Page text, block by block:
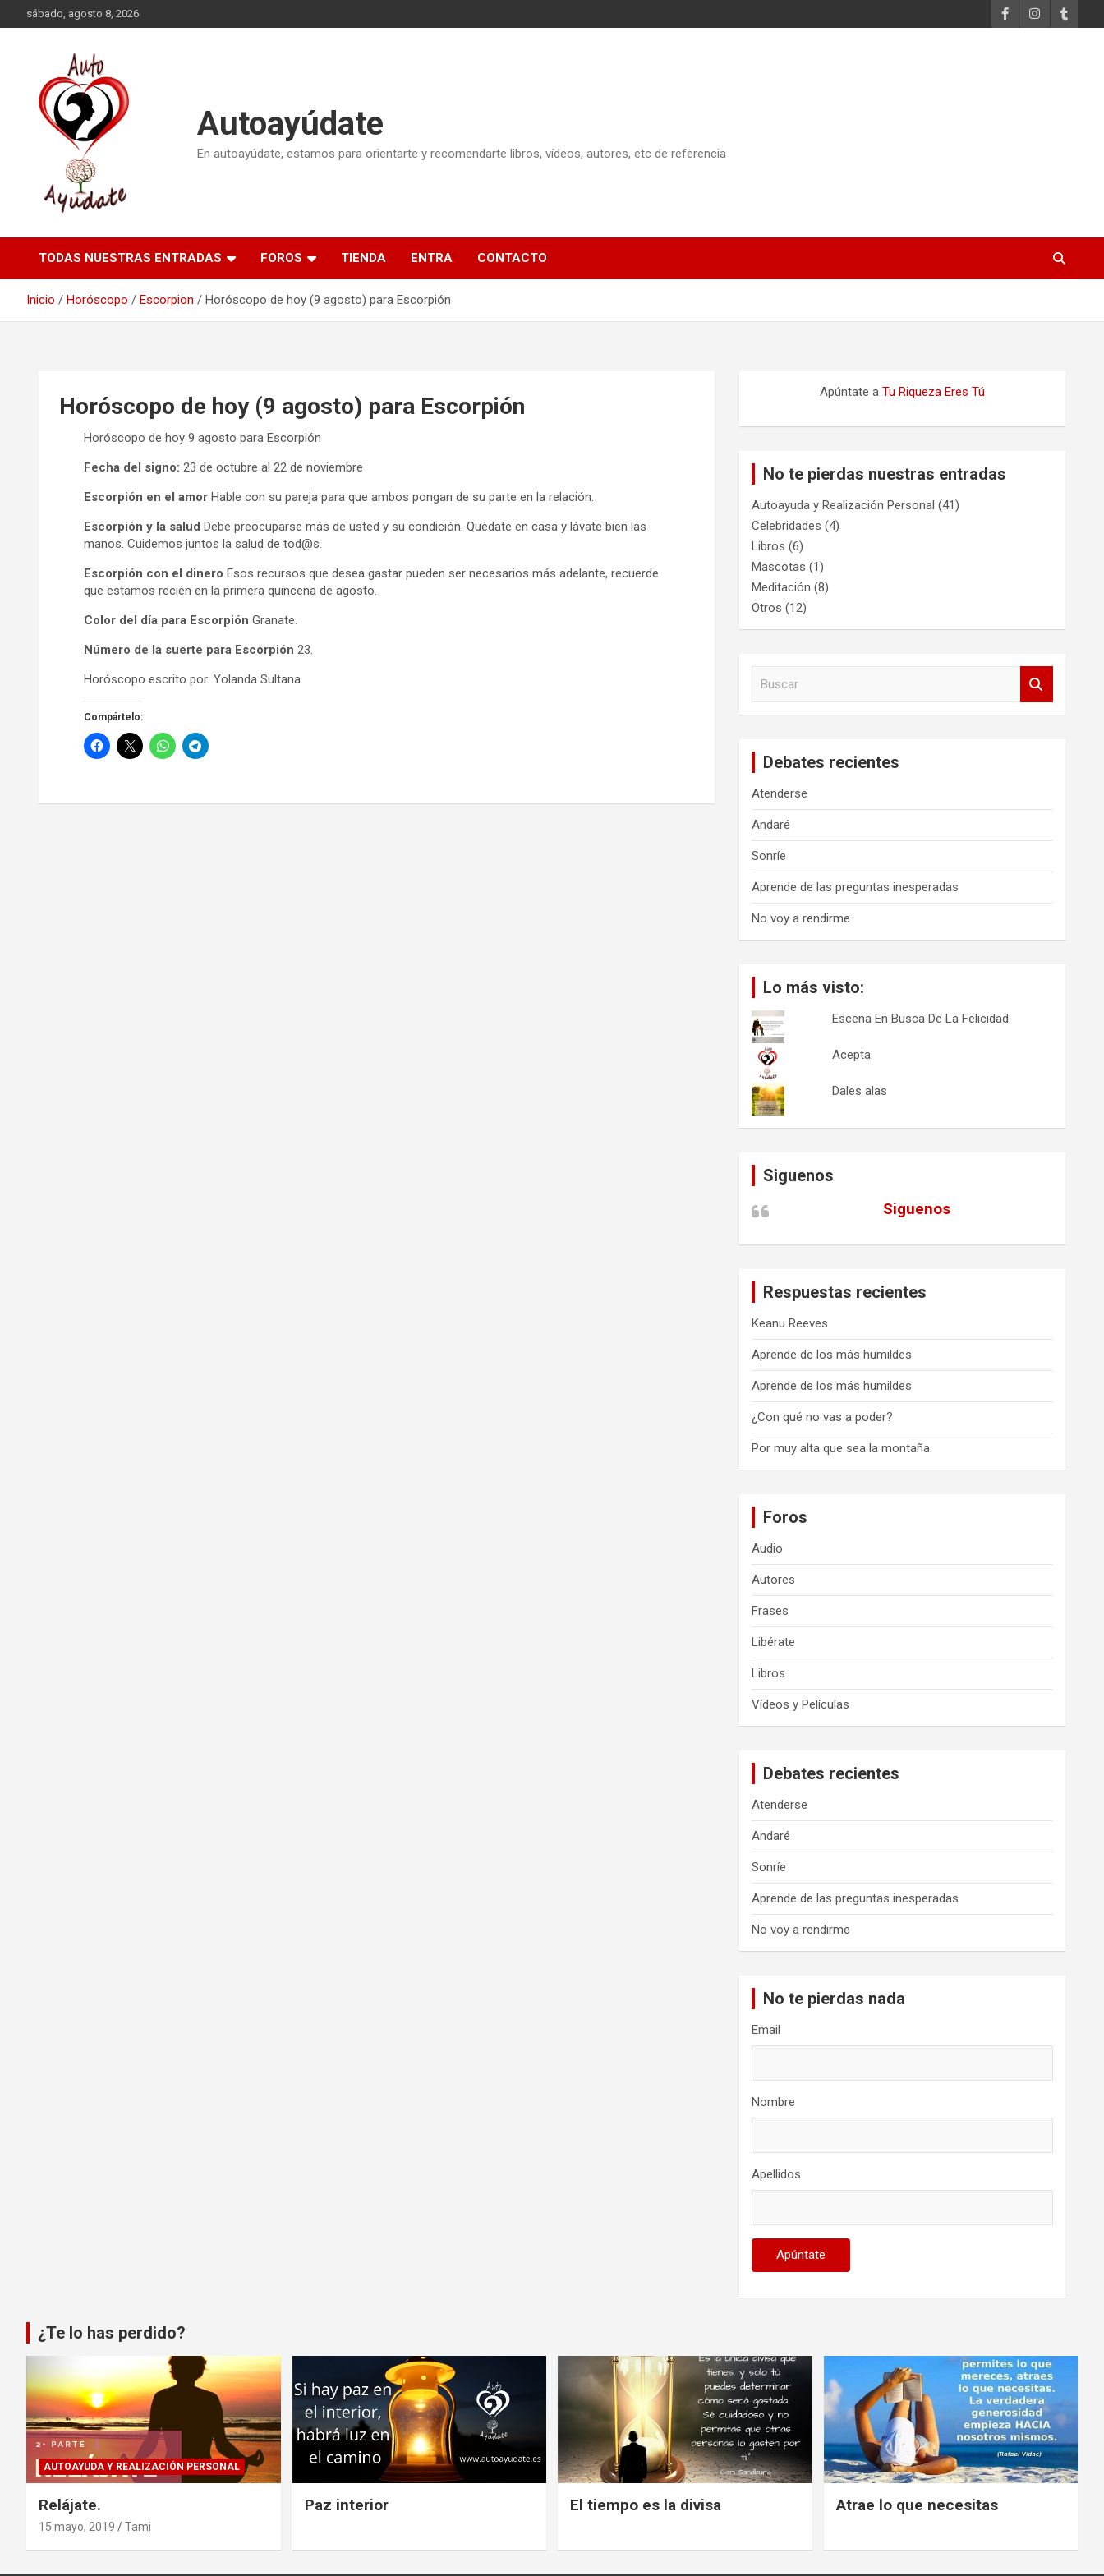
al
sábado, agosto 8, 2026
Autoayúdate
En autoayúdate, estamos para orientarte y recomendarte libros, vídeos, autores, etc de referencia
TODAS NUESTRAS ENTRADAS FOROS TIENDA ENTRA CONTACTO
Inicio Horóscopo Escorpion Horóscopo de hoy (9 agosto) para Escorpión
Horóscopo de hoy (9 agosto) para Escorpión
Horóscopo de hoy 9 agosto para Escorpión
Fecha del signo: 23 de octubre al 22 de noviembre
Escorpión en el amor Hable con su pareja para que ambos pongan de su parte en la relación.
Escorpión y la salud Debe preocuparse más de usted y su condición. Quédate en casa y lávate bien las
manos. Cuidemos juntos la salud de tod@s.
Escorpión con el dinero Esos recursos que desea gastar pueden ser necesarios más adelante, recuerde
que estamos recién en la primera quincena de agosto.
Color del día para Escorpión Granate.
Número de la suerte para Escorpión 23.
Horóscopo escrito por: Yolanda Sultana
Compártelo:
Apúntate aTu Riqueza Eres Tú
No te pierdas nuestras entradas
Autoayuda y Realización Personal (41)
Celebridades (4)
Libros (6)
Mascotas (1)
Meditación (8)
Otros (12)
Debates recientes
Atenderse
Andaré
Sonríe
Aprende de las preguntas inesperadas
No voy a rendirme
Lo más visto:
Escena En Busca De La Felicidad.
Acepta
Dales alas
Siguenos
Siguenos
Respuestas recientes
Keanu Reeves
Aprende de los más humildes
Aprende de los más humildes
¿Con qué no vas a poder?
Por muy alta que sea la montaña.
Foros
Audio
Autores
Frases
Libérate
Libros
Vídeos y Películas
Debates recientes
Atenderse
Andaré
Sonríe
Aprende de las preguntas inesperadas
No voy a rendirme
No te pierdas nada
Email
Nombre
Apellidos
¿Te lo has perdido?
AUTOAYUDA Y REALIZACIÓN PERSONAL
Relájate.
15 mayo, 2019 Tami
Paz interior El tiempo es la divisa Atrae lo que necesitas